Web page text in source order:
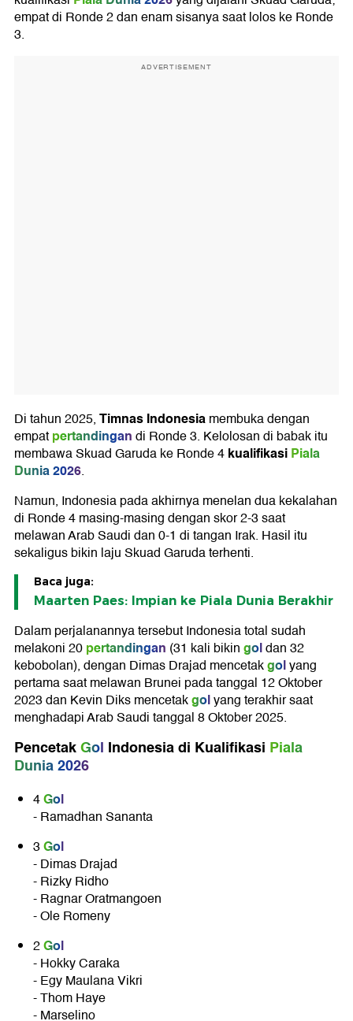
empat di Ronde 2 dan enam sisanya saat lolos ke Ronde
3.
ADVERTISEMENT
Di tahun 2025,Timnas Indonesiamembuka dengan
empatpertandingandi Ronde 3. Kelolosan di babak itu
membawa Skuad Garuda ke Ronde 4kualifikasiPiala
Dunia 2026.
Namun, Indonesia pada akhirnya menelan dua kekalahan
di Ronde 4 masing-masing dengan skor 2-3 saat
melawan Arab Saudi dan 0-1 di tangan Irak. Hasil itu
sekaligus bikin laju Skuad Garuda terhenti.
Baca juga:
Maarten Paes: Impian ke Piala Dunia Berakhir
Dalam perjalanannya tersebut Indonesia total sudah
melakoni 20pertandingan (31 kali bikingoldan 32
kebobolan), dengan Dimas Drajad mencetakgolyang
pertama saat melawan Brunei pada tanggal 12 Oktober
2023 dan Kevin Diks mencetakgolyang terakhir saat
menghadapi Arab Saudi tanggal 8 Oktober 2025.
PencetakGol Indonesia di Kualifikasi Piala
Dunia 2026
4Gol
- Ramadhan Sananta
3Gol
- Dimas Drajad
- Rizky Ridho
- Ragnar Oratmangoen
- Ole Romeny
2Gol
- Hokky Caraka
- Egy Maulana Vikri
- Thom Haye
- Marselino